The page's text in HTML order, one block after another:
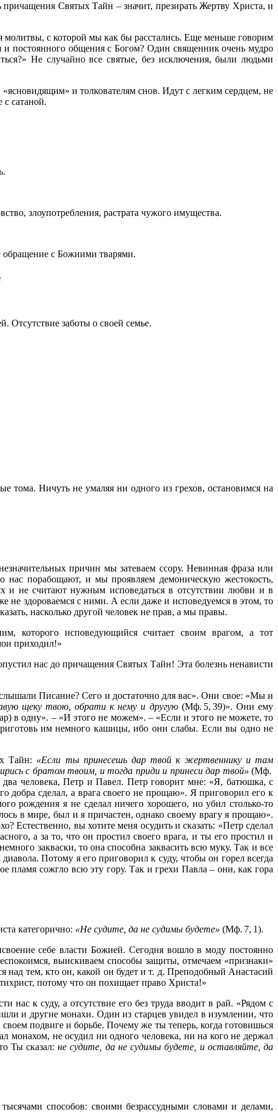
Святых Тайн – значит, презирать Жертву Христа, и
с которой мы как бы расстались. Еще меньше говорим
постоянного общения с Богом? Один священник очень мудро
Не случайно все святые, без исключения, были людьми
и толкователям снов. Идут с легким сердцем, не
с сатаной.
злоупотребления, растрата чужого имущества.
с Божиими тварями.
Отсутствие заботы о своей семье.
тома. Ничуть не умаляя ни одного из грехов, остановимся на
причин мы затеваем ссору. Невинная фраза или
нас порабощают, и мы проявляем демоническую жестокость,
и не считают нужным исповедаться в отсутствии любви и в
не здороваемся с ними. А если даже и исповедуемся в этом, то
насколько другой человек не прав, а мы правы.
которого исповедующийся считает своим врагом, а тот
приходил!»
нас до причащения Святых Тайн! Эта болезнь ненависти
Писание? Сего и достаточно для вас». Они свое: «Мы и
щеку твою, обрати к нему и другую (Мф. 5, 39)». Они ему
в одну». – «И этого не можем». – «Если и этого не можете, то
им немного кашицы, ибо они слабы. Если вы одно не
Тайн: «Если ты принесешь дар твой к жертвеннику и там
с братом твоим, и тогда приди и принеси дар твой» (Мф.
человека, Петр и Павел. Петр говорит мне: «Я, батюшка, с
добра сделал, а врага своего не прощаю». Я приговорил его к
рождения я не сделал ничего хорошего, но убил столько-то
в мире, был и я причастен, однако своему врагу я прощаю».
Естественно, вы хотите меня осудить и сказать: «Петр сделал
а за то, что он простил своего врага, и ты его простил и
закваски, то она способна заквасить всю муку. Так и все
Потому я его приговорил к суду, чтобы он горел всегда
пламя сожгло всю эту гору. Так и грехи Павла – они, как гора
категорично: «Не судите, да не судимы будете» (Мф. 7, 1).
себе власти Божией. Сегодня вошло в моду постоянно
выискиваем способы защиты, отмечаем «признаки»
над тем, кто он, какой он будет и т. д. Преподобный Анастасий
потому что он похищает право Христа!»
к суду, а отсутствие его без труда вводит в рай. «Рядом с
и другие монахи. Один из старцев увидел в изумлении, что
подвиге и борьбе. Почему же ты теперь, когда готовишься
монахом, не осудил ни одного человека, ни на кого не держал
Ты сказал:не судите, да не судимы будете, и оставляйте, да
способов: своими безрассудными словами и делами,